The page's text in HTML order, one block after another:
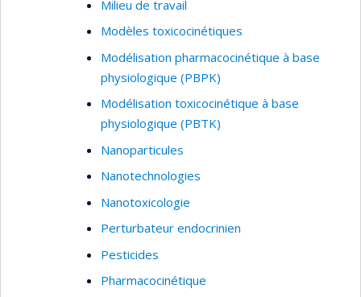
mercure, l’arsenic, incluant les métaux rares.
Milieu de travail
Modèles toxicocinétiques
Modélisation pharmacocinétique à base
physiologique (PBPK)
Modélisation toxicocinétique à base
physiologique (PBTK)
Nanoparticules
Nanotechnologies
Nanotoxicologie
Perturbateur endocrinien
Pesticides
Pharmacocinétique